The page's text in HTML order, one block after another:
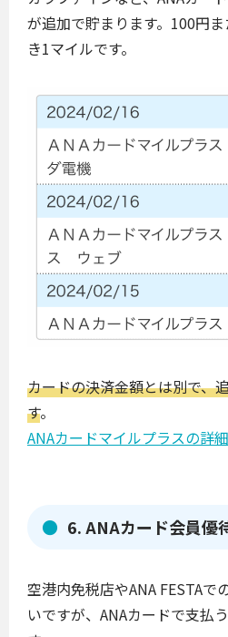
が追加で貯まります。100円
き1マイルです。
カードの決済金額とは別で、
す。
ANAカードマイルプラスの詳細
6. ANAカード会員優
空港内免税店やANA FESTAで
いですが、ANAカードで支払